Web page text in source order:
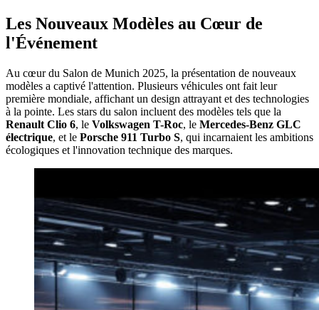
Les Nouveaux Modèles au Cœur de
l'Événement
Au cœur du Salon de Munich 2025, la présentation de nouveaux
modèles a captivé l'attention. Plusieurs véhicules ont fait leur
première mondiale, affichant un design attrayant et des technologies
à la pointe. Les stars du salon incluent des modèles tels que la
Renault Clio 6, le Volkswagen T-Roc, le Mercedes-Benz GLC
électrique, et le Porsche 911 Turbo S, qui incarnaient les ambitions
écologiques et l'innovation technique des marques.